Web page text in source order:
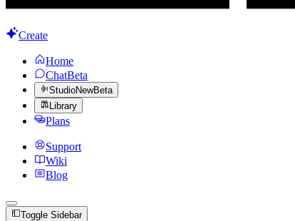
Create
Home
ChatBeta
StudioNewBeta
Library
Plans
Support
Wiki
Blog
Toggle Sidebar